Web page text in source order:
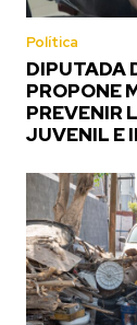
Política
DIPUTADA
PROPONE
PREVENIR
JUVENIL E